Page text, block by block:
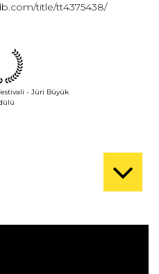
title/tt4375438/
- Jüri Büyük